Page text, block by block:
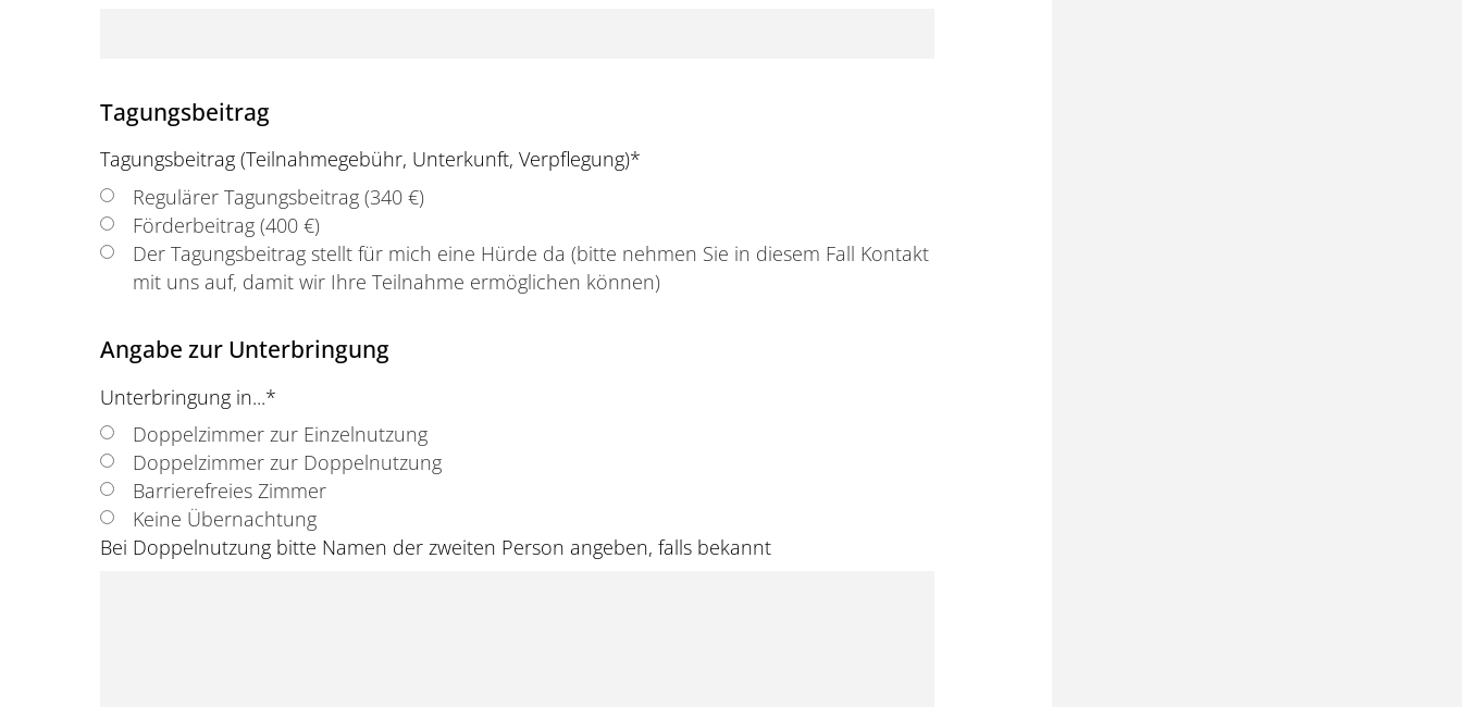
Tagungsbeitrag
Tagungsbeitrag (Teilnahmegebühr, Unterkunft, Verpflegung)*
Regulärer Tagungsbeitrag (340 €)
Förderbeitrag (400 €)
Der Tagungsbeitrag stellt für mich eine Hürde da (bitte nehmen Sie in diesem Fall Kontakt
mit uns auf, damit wir Ihre Teilnahme ermöglichen können)
Angabe zur Unterbringung
Unterbringung in...*
Doppelzimmer zur Einzelnutzung
Doppelzimmer zur Doppelnutzung
Barrierefreies Zimmer
Keine Übernachtung
Bei Doppelnutzung bitte Namen der zweiten Person angeben, falls bekannt